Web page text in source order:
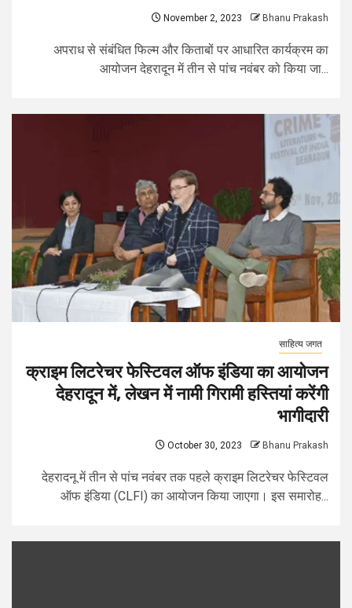
November 2, 2023 Bhanu Prakash
अपराध से संबंधित फिल्म और किताबों पर आधारित कार्यक्रम का
आयोजन देहरादून में तीन से पांच नवंबर को किया जा...
साहित्य जगत
क्राइम लिटरेचर फेस्टिवल ऑफ इंडिया का आयोजन
देहरादून में, लेखन में नामी गिरामी हस्तियां करेंगी
भागीदारी
October 30, 2023 Bhanu Prakash
देहरादनू में तीन से पांच नवंबर तक पहले क्राइम लिटरेचर फेस्टिवल
ऑफ इंडिया (CLFI) का आयोजन किया जाएगा। इस समारोह...